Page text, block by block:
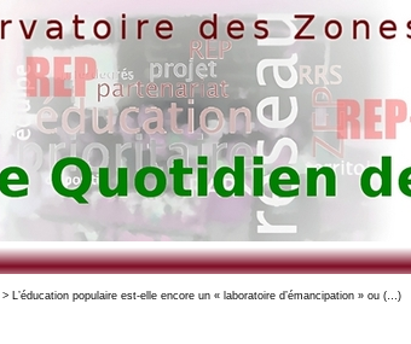
L’éducation populaire est-elle encore un « laboratoire d’émancipation » ou (…)